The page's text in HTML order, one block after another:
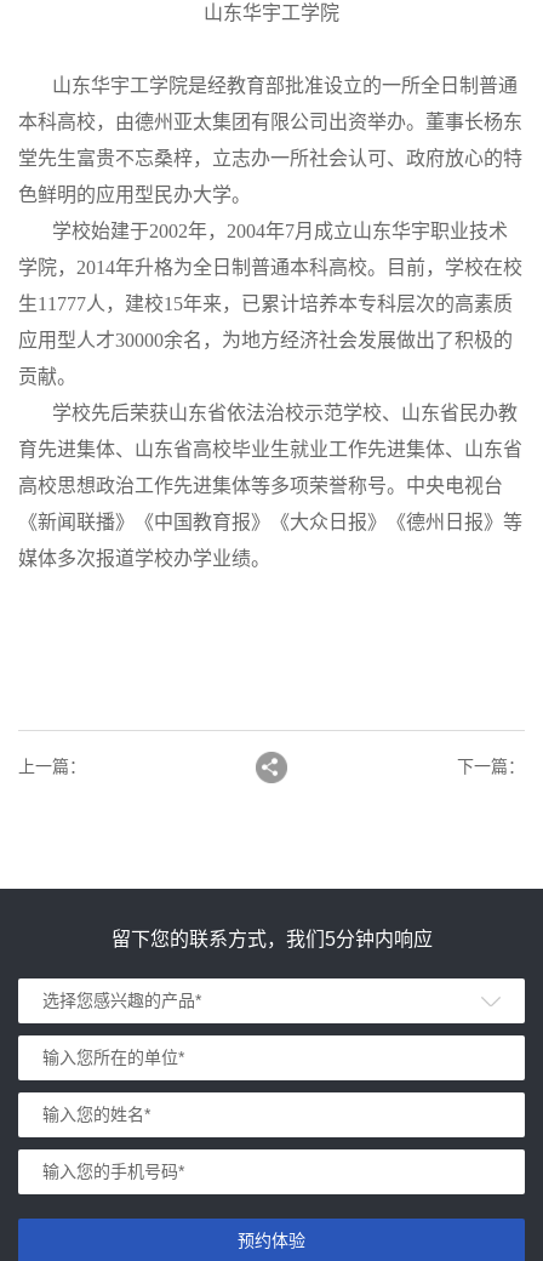
山东华宇工学院
山东华宇工学院是经教育部批准设立的一所全日制普通
本科高校，由德州亚太集团有限公司出资举办。董事长杨东
堂先生富贵不忘桑梓，立志办一所社会认可、政府放心的特
色鲜明的应用型民办大学。
学校始建于2002年，2004年7月成立山东华宇职业技术
学院，2014年升格为全日制普通本科高校。目前，学校在校
生11777人，建校15年来，已累计培养本专科层次的高素质
应用型人才30000余名，为地方经济社会发展做出了积极的
贡献。
学校先后荣获山东省依法治校示范学校、山东省民办教
育先进集体、山东省高校毕业生就业工作先进集体、山东省
高校思想政治工作先进集体等多项荣誉称号。中央电视台
《新闻联播》《中国教育报》《大众日报》《德州日报》等
媒体多次报道学校办学业绩。
上一篇 ： 下一篇 ：
留下您的联系方式，我们5分钟内响应
预约体验